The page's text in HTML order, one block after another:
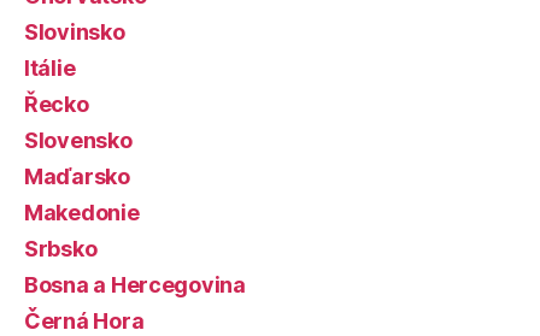
Slovinsko
Itálie
Řecko
Slovensko
Maďarsko
Makedonie
Srbsko
Bosna a Hercegovina
Černá Hora